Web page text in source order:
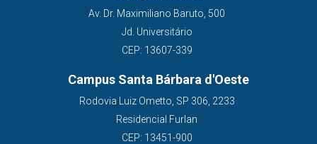
Av. Dr. Maximiliano Baruto, 500
Jd. Universitário
CEP: 13607-339
Campus Santa Bárbara d'Oeste
Rodovia Luiz Ometto, SP 306, 2233
Residencial Furlan
CEP: 13451-900